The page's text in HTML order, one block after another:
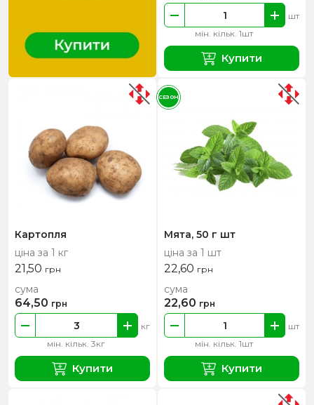
мін. кільк. 1шт
шт
Купити
Картопля
ціна за 1 кг
21,50 грн
мін. кільк. 3кг
кг
сума
64,50 грн
Купити
Мята, 50 г шт
ціна за 1 шт
22,60 грн
мін. кільк. 1шт
шт
сума
22,60 грн
Купити
СЕЗОН